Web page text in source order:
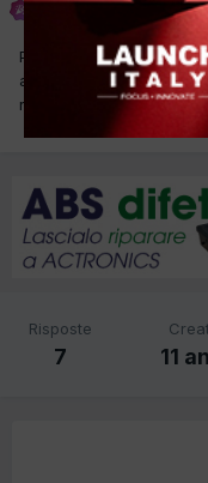
Inviato 30
Panda 0.9 twinair dopo
accende spia mil con
ricovero. ...
Risposte
7 11